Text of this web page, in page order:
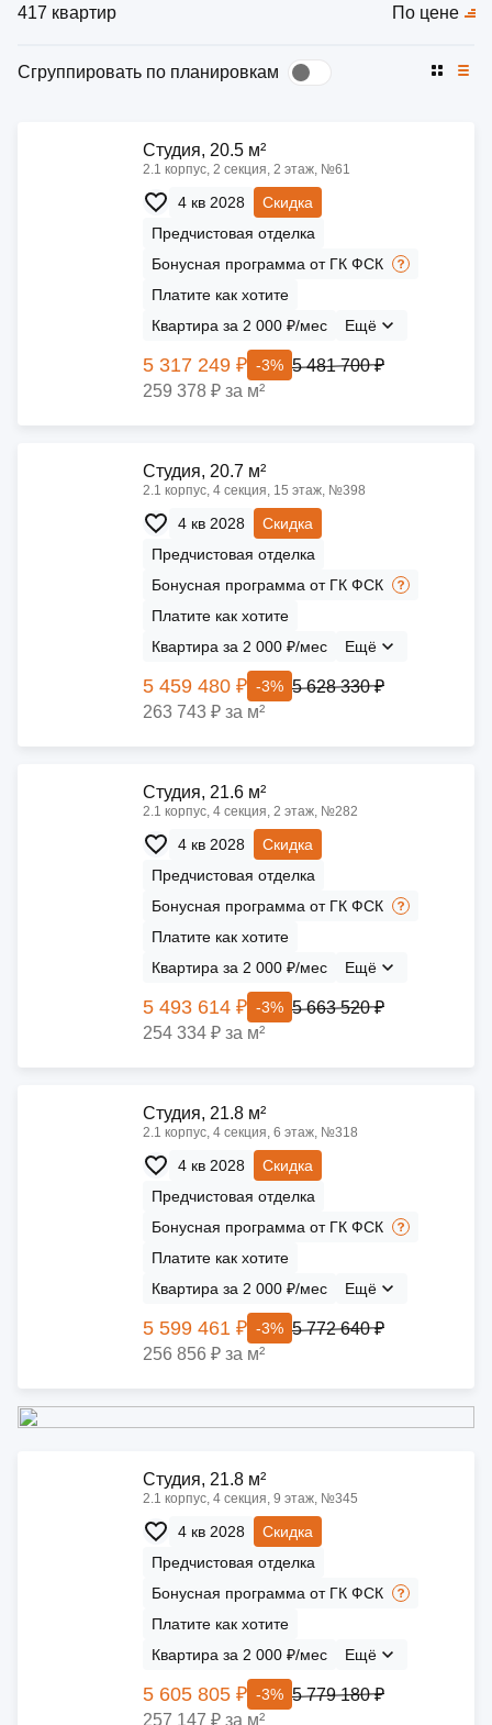
417 квартир
Сгруппировать по планировкам
По цене
Cтудия, 20.5 м²
2.1 корпус, 2 секция, 2 этаж, №61
4 кв 2028
Скидка
Предчистовая отделка
Бонусная программа от ГК ФСК
Платите как хотите
Квартира за 2 000 ₽/мес
Ещё
5 317 249 ₽ -3% 5 481 700 ₽
259 378 ₽ за м²
Cтудия, 20.7 м²
2.1 корпус, 4 секция, 15 этаж, №398
4 кв 2028
Скидка
Предчистовая отделка
Бонусная программа от ГК ФСК
Платите как хотите
Квартира за 2 000 ₽/мес
Ещё
5 459 480 ₽ -3% 5 628 330 ₽
263 743 ₽ за м²
Cтудия, 21.6 м²
2.1 корпус, 4 секция, 2 этаж, №282
4 кв 2028
Скидка
Предчистовая отделка
Бонусная программа от ГК ФСК
Платите как хотите
Квартира за 2 000 ₽/мес
Ещё
5 493 614 ₽ -3% 5 663 520 ₽
254 334 ₽ за м²
Cтудия, 21.8 м²
2.1 корпус, 4 секция, 6 этаж, №318
4 кв 2028
Скидка
Предчистовая отделка
Бонусная программа от ГК ФСК
Платите как хотите
Квартира за 2 000 ₽/мес
Ещё
5 599 461 ₽ -3% 5 772 640 ₽
256 856 ₽ за м²
Cтудия, 21.8 м²
2.1 корпус, 4 секция, 9 этаж, №345
4 кв 2028
Скидка
Предчистовая отделка
Бонусная программа от ГК ФСК
Платите как хотите
Квартира за 2 000 ₽/мес
Ещё
5 605 805 ₽ -3% 5 779 180 ₽
257 147 ₽ за м²